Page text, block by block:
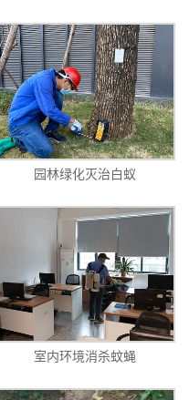
园林绿化灭治白蚁
室内环境消杀蚊蝇